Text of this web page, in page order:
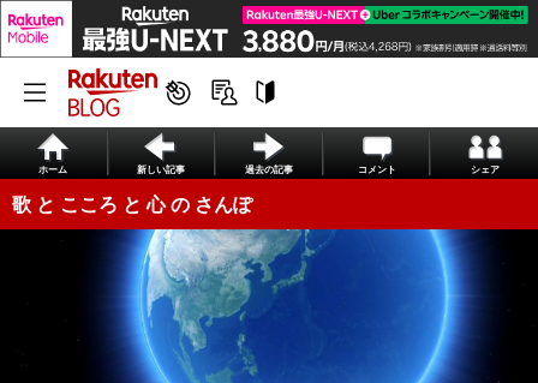
ホーム 新しい記事 過去の記事 コメント シェア
歌 と こころ と 心 の さんぽ